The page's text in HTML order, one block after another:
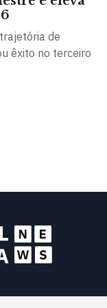
de
êxito no terceiro